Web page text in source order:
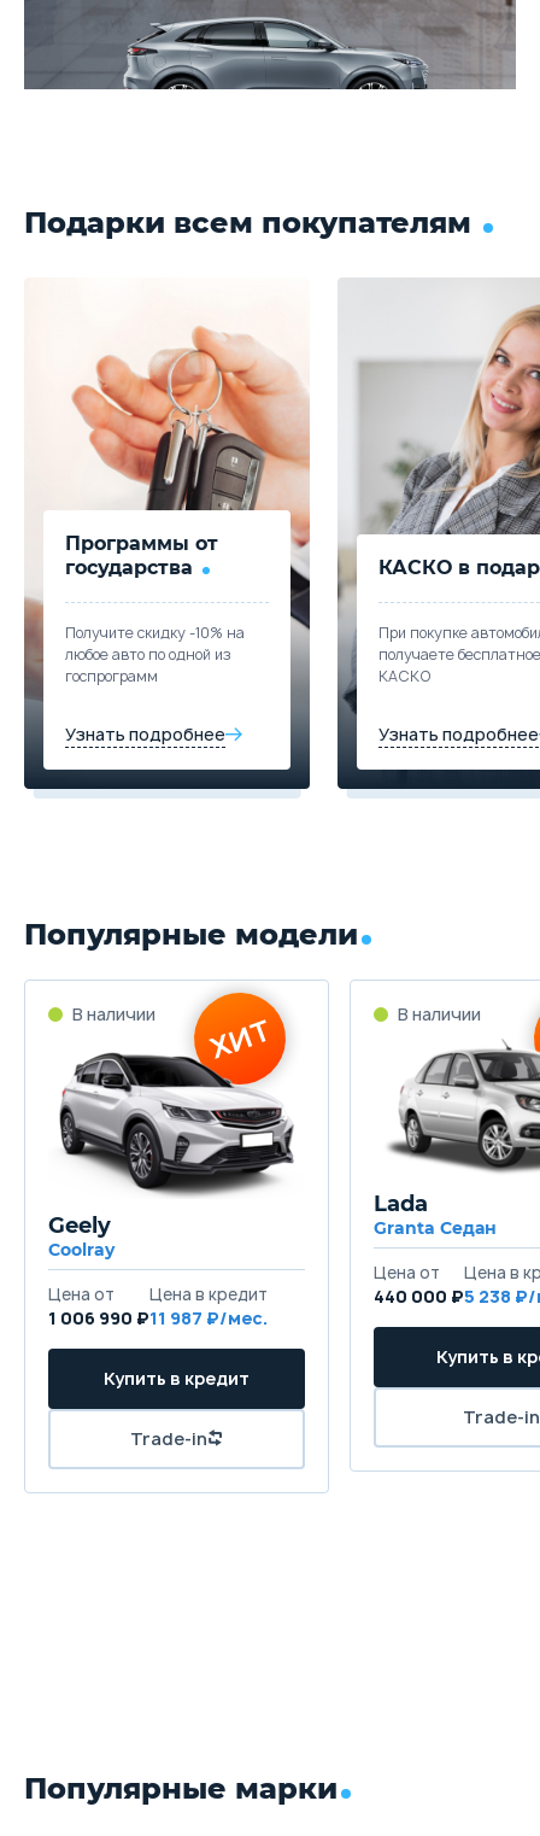
Подарки всем покупателям
Программы от
государства
Получите скидку -10% на
любое авто по одной из
госпрограмм
Узнать подробнее
КАСКО в
При покупке
получаете бесплатное
КАСКО
Узнать подробнее
Популярные модели
Geely
Coolray
1 006 990 ₽11 987
Lada
Granta Седан
440 000 ₽5 238
Популярные марки